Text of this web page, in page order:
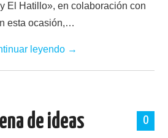
El Hatillo», en colaboración con
esta ocasión,…
leyendo →
0
de ideas